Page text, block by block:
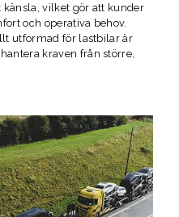
vilket gör att kunder
och operativa behov.
utformad för lastbilar är
kraven från större,